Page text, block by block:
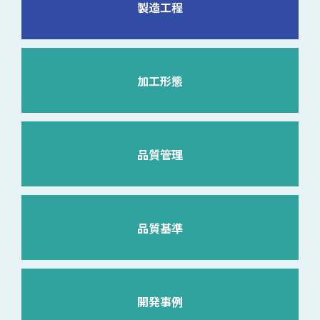
製造工程
加工形態
品質管理
品質基準
開発事例